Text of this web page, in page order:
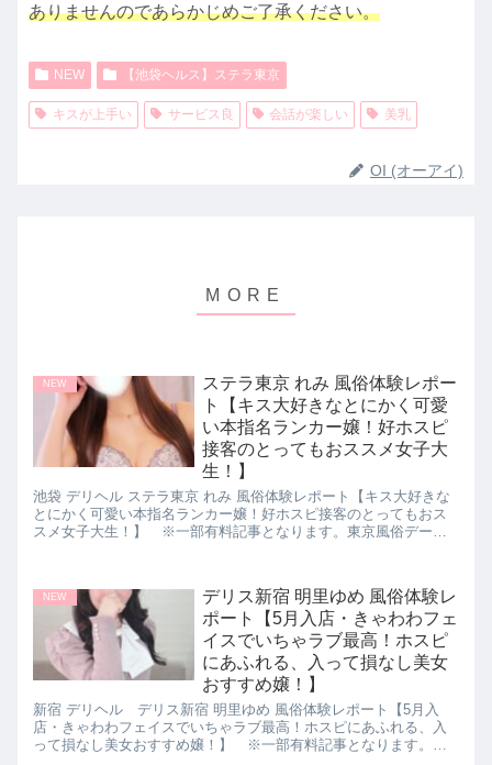
ありませんのであらかじめご了承ください。
NEW 【池袋ヘルス】ステラ東京
キスが上手い サービス良 会話が楽しい 美乳
OI (オーアイ)
NEW
ステラ東京 れみ 風俗体験レポー
ト【キス大好きなとにかく可愛
い本指名ランカー嬢！好ホスピ
接客のとってもおススメ女子大
生！】
池袋 デリヘル ステラ東京 れみ 風俗体験レポート【キス大好きな
とにかく可愛い本指名ランカー嬢！好ホスピ接客のとってもおス
スメ女子大生！】 ※一部有料記事となります。東京風俗データ
NEW
デリス新宿 明里ゆめ 風俗体験レ
ポート【5月入店・きゃわわフェ
イスでいちゃラブ最高！ホスピ
にあふれる、入って損なし美女
おすすめ嬢！】
新宿 デリヘル デリス新宿 明里ゆめ 風俗体験レポート【5月入
店・きゃわわフェイスでいちゃラブ最高！ホスピにあふれる、入
って損なし美女おすすめ嬢！】 ※一部有料記事となります。東